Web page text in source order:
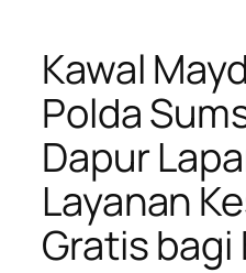
Kawal
Polda
Dapur
Layanan
Gratis bagi